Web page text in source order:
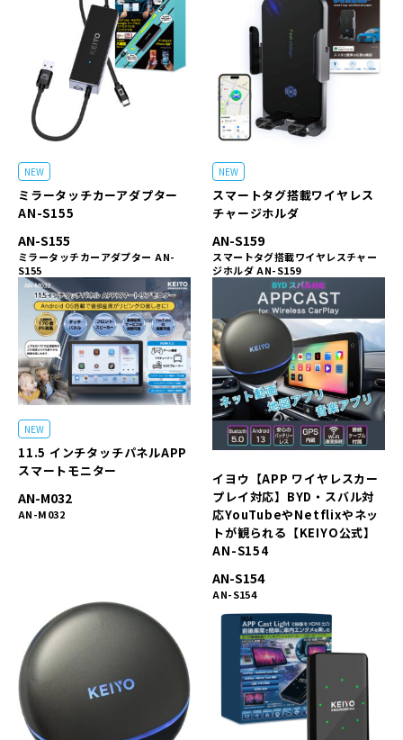
NEW
ミラータッチカーアダプター
AN-S155
AN-S155
ミラータッチカーアダプター AN-
S155
NEW
スマートタグ搭載ワイヤレス
チャージホルダ
AN-S159
スマートタグ搭載ワイヤレスチャー
ジホルダ AN-S159
NEW
11.5 インチタッチパネルAPP
スマートモニター
AN-M032
AN-M032
イヨウ【APP ワイヤレスカー
プレイ対応】BYD・スバル対
応YouTubeやNetflixやネッ
トが観られる【KEIYO公式】
AN-S154
AN-S154
AN-S154